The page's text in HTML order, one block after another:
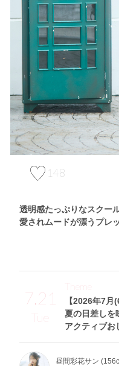
148
透明感たっぷりなスクー
愛されムードが漂うプレ
7.21
Tue
【2026年7月
夏の日差しを
アクティブお
Theme
昼間彩花サン